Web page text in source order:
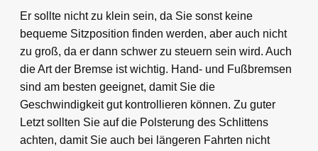
Er sollte nicht zu klein sein, da Sie sonst keine
bequeme Sitzposition finden werden, aber auch nicht
zu groß, da er dann schwer zu steuern sein wird. Auch
die Art der Bremse ist wichtig. Hand- und Fußbremsen
sind am besten geeignet, damit Sie die
Geschwindigkeit gut kontrollieren können. Zu guter
Letzt sollten Sie auf die Polsterung des Schlittens
achten, damit Sie auch bei längeren Fahrten nicht